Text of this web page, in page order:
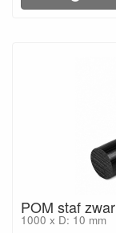
POM staf
1000 x D: 10 mm